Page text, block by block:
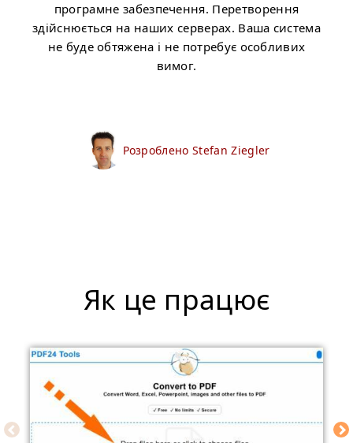
програмне забезпечення. Перетворення
здійснюється на наших серверах. Ваша система
не буде обтяжена і не потребує особливих
вимог.
Розроблено Stefan Ziegler
Як це працює